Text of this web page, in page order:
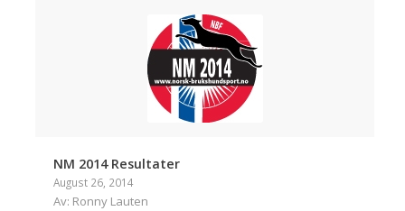
NM 2014 Resultater
August 26, 2014
Av: Ronny Lauten